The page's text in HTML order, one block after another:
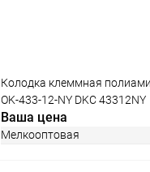
Колодка клеммная
OK-433-12-NY DKC 43312NY
Ваша цена
Мелкооптовая